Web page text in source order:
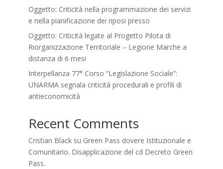
Oggetto: Criticità nella programmazione dei servizi
e nella pianificazione dei riposi presso
Oggetto: Criticità legate al Progetto Pilota di
Riorganizzazione Territoriale – Legione Marche a
distanza di 6 mesi
Interpellanza 77° Corso “Legislazione Sociale”:
UNARMA segnala criticità procedurali e profili di
antieconomicità
Recent Comments
Cristian Blacksu Green Pass dovere Istituzionale e
Comunitario. Disapplicazione del cd Decreto Green
Pass.